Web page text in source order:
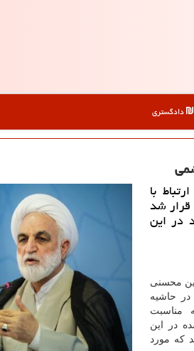
دادگستری
با
شد
در این
محسنی
حاشیه
مناسبت
در این
كه مورد